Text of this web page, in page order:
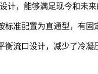
，能够满足现今和未
准配置为直通型，有固
流口设计，减少了冷凝